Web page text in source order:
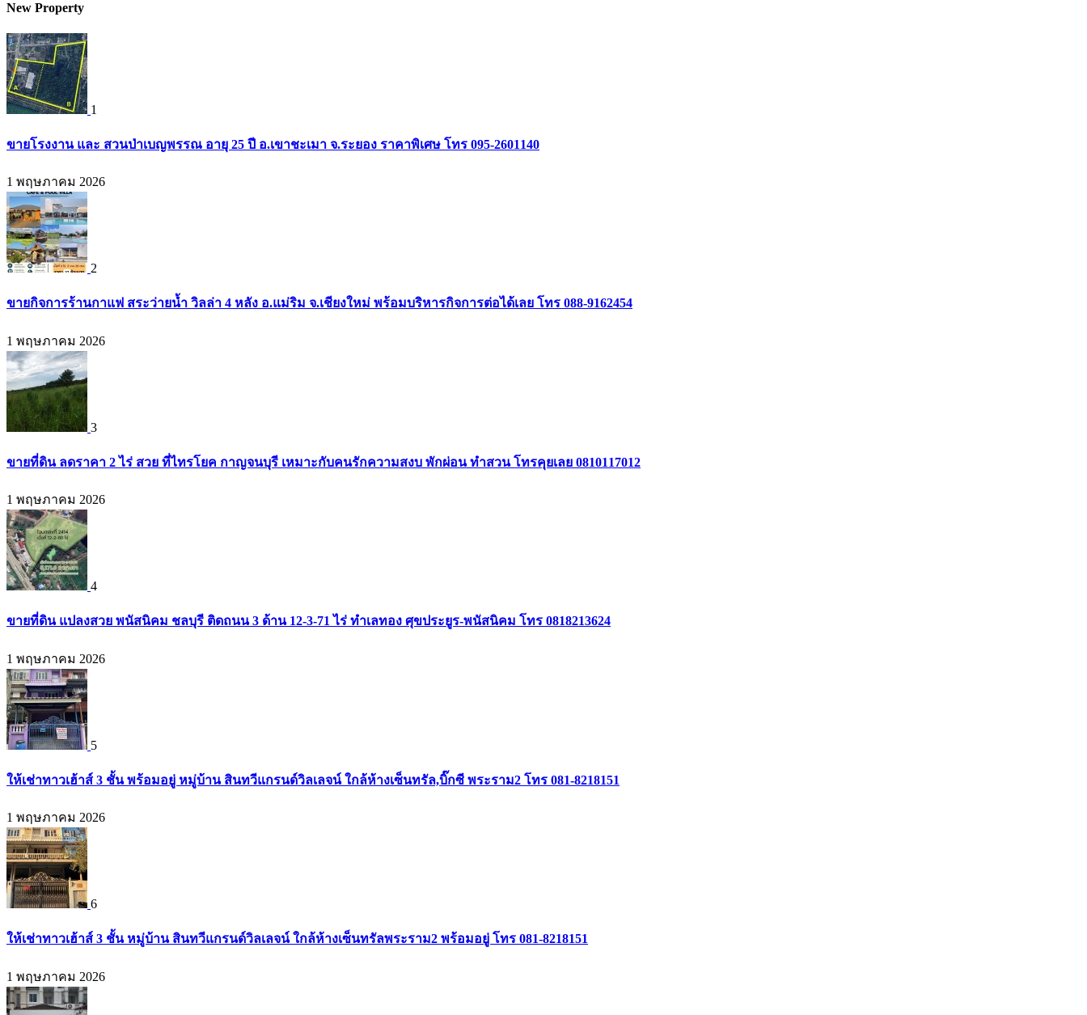
New Property
1
ขายโรงงาน และ สวนป่าเบญพรรณ อายุ 25 ปี อ.เขาชะเมา จ.ระยอง ราคาพิเศษ โทร 095-2601140
1 พฤษภาคม 2026
2
ขายกิจการร้านกาแฟ สระว่ายน้ำ วิลล่า 4 หลัง อ.แม่ริม จ.เชียงใหม่ พร้อมบริหารกิจการต่อได้เลย โทร 088-9162454
1 พฤษภาคม 2026
3
ขายที่ดิน ลดราคา 2 ไร่ สวย ที่ไทรโยค กาญจนบุรี เหมาะกับคนรักความสงบ พักผ่อน ทำสวน โทรคุยเลย 0810117012
1 พฤษภาคม 2026
4
ขายที่ดิน แปลงสวย พนัสนิคม ชลบุรี ติดถนน 3 ด้าน 12-3-71 ไร่ ทำเลทอง ศุขประยูร-พนัสนิคม โทร 0818213624
1 พฤษภาคม 2026
5
ให้เช่าทาวเฮ้าส์ 3 ชั้น พร้อมอยู่ หมู่บ้าน สินทวีแกรนด์วิลเลจน์ ใกล้ห้างเซ็นทรัล,บิ๊กซี พระราม2 โทร 081-8218151
1 พฤษภาคม 2026
6
ให้เช่าทาวเฮ้าส์ 3 ชั้น หมู่บ้าน สินทวีแกรนด์วิลเลจน์ ใกล้ห้างเซ็นทรัลพระราม2 พร้อมอยู่ โทร 081-8218151
1 พฤษภาคม 2026